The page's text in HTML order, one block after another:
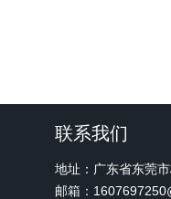
联系我们
地址：广东省东莞
邮箱：